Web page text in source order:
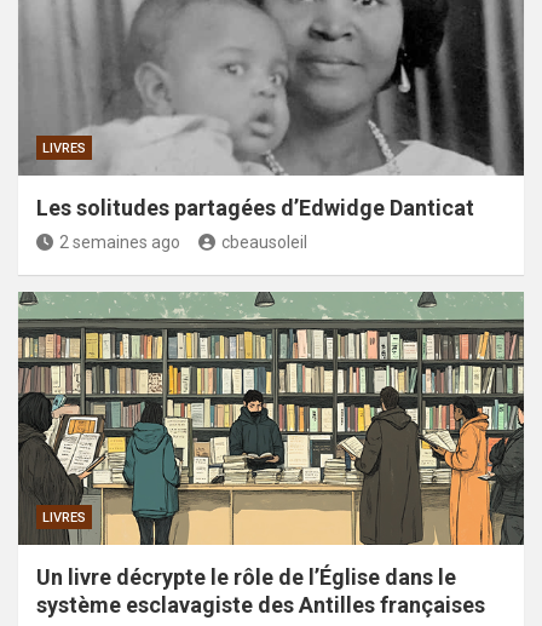
LIVRES
Les solitudes partagées d’Edwidge Danticat
2 semaines ago cbeausoleil
LIVRES
Un livre décrypte le rôle de l’Église dans le
système esclavagiste des Antilles françaises